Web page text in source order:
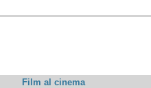
Film al cinema